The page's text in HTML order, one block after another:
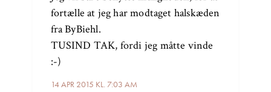
14 APR 2015 KL. 7:03 AM
fortælle at jeg har modtaget halskæden
fra ByBiehl.
TUSIND TAK, fordi jeg måtte vinde
:-)